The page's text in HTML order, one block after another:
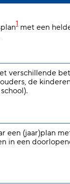
1 met een
verschillende
de
een (jaar)plan
in een